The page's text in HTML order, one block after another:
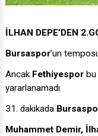
İLHAN DEPE’DEN
Bursaspor’un
Ancak Fethiyespor
yararlanamadı.
31. dakikada Bursaspo
Muhammet Demir,